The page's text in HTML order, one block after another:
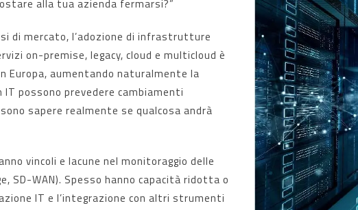
alla tua azienda fermarsi?”
di mercato, l’adozione di infrastrutture
on-premise, legacy, cloud e multicloud è
Europa, aumentando naturalmente la
possono prevedere cambiamenti
sapere realmente se qualcosa andrà
vincoli e lacune nel monitoraggio delle
SD-WAN). Spesso hanno capacità ridotta o
IT e l’integrazione con altri strumenti